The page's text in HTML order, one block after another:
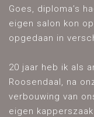
Goes, diploma’s
eigen salon kon
opgedaan in
20 jaar heb ik als
Roosendaal, na
verbouwing van
eigen